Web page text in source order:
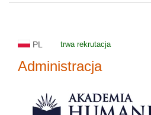
PL trwa rekrutacja
Administracja